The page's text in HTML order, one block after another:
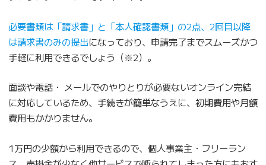
必要書類は「請求書」と「本人確認書類」の2点、2回目以降
は請求書のみの提出になっており、申請完了までスムーズかつ
手軽に利用できるでしょう（※2）。
面談や電話・ メールでのやりとりが必要ないオンライン完結
に対応しているため、手続きが簡単なうえに、初期費用や月額
費用もかかりません。
1万円の少額から利用できるので、個人事業主・フリーラン